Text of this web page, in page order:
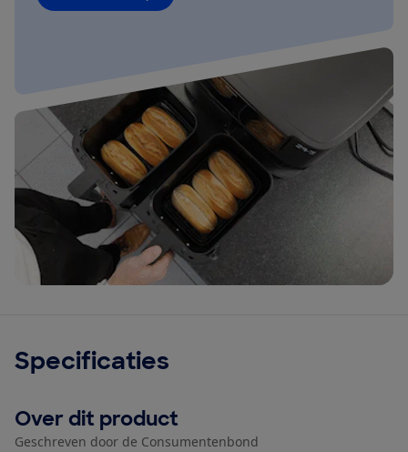
Specificaties
Over dit product
Geschreven door de Consumentenbond